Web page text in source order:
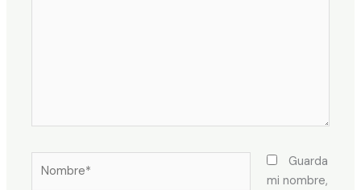
Guarda
mi nombre,